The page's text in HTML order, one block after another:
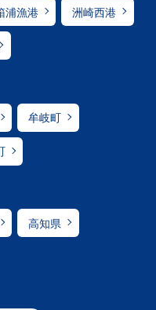
浦漁港 洲崎西港
牟岐町
高知県